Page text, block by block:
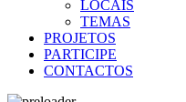
LOCAIS
TEMAS
PROJETOS
PARTICIPE
CONTACTOS